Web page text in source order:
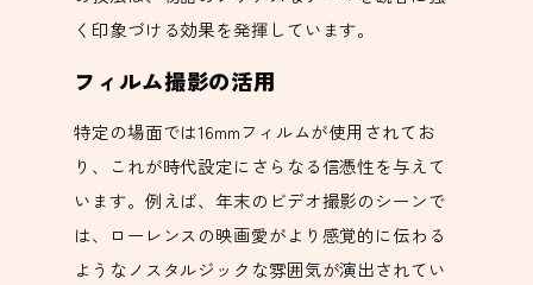
く印象づける効果を発揮しています。
フィルム撮影の活用
特定の場面では16mmフィルムが使用されてお
り、これが時代設定にさらなる信憑性を与えて
います。例えば、年末のビデオ撮影のシーンで
は、ローレンスの映画愛がより感覚的に伝わる
ようなノスタルジックな雰囲気が演出されてい